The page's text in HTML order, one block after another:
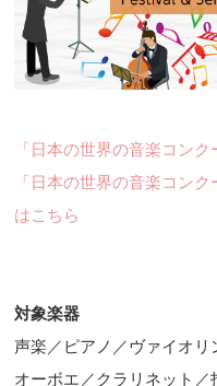
「日本の世界の音楽コン
「日本の世界の音楽コン
はこちら
対象楽器
声楽／ピアノ／ヴァイオ
オーボエ／クラリネット／